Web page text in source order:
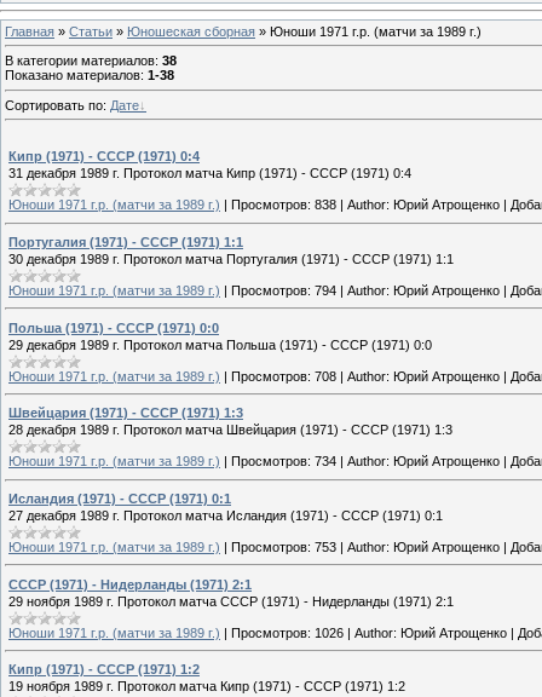
Главная » Статьи » Юношеская cборная » Юноши 1971 г.р. (матчи за 1989 г.)
В категории материалов: 38
Показано материалов: 1-38
Сортировать по: Дате
Кипр (1971) - СССР (1971) 0:4
31 декабря 1989 г. Протокол матча Кипр (1971) - СССР (1971) 0:4
Юноши 1971 г.р. (матчи за 1989 г.) Просмотров: 838 Author: Юрий Атрощенко
Португалия (1971) - СССР (1971) 1:1
30 декабря 1989 г. Протокол матча Португалия (1971) - СССР (1971) 1:1
Юноши 1971 г.р. (матчи за 1989 г.) | Просмотров: 794 | Author: Юрий Атрощенко |
Польша (1971) - СССР (1971) 0:0
29 декабря 1989 г. Протокол матча Польша (1971) - СССР (1971) 0:0
Юноши 1971 г.р. (матчи за 1989 г.) | Просмотров: 708 | Author: Юрий Атрощенко |
Швейцария (1971) - СССР (1971) 1:3
28 декабря 1989 г. Протокол матча Швейцария (1971) - СССР (1971) 1:3
Юноши 1971 г.р. (матчи за 1989 г.) Просмотров: 734 Author: Юрий Атрощенко
Исландия (1971) - СССР (1971) 0:1
27 декабря 1989 г. Протокол матча Исландия (1971) - СССР (1971) 0:1
Юноши 1971 г.р. (матчи за 1989 г.) | Просмотров: 753 | Author: Юрий Атрощенко |
СССР (1971) - Нидерланды (1971) 2:1
29 ноября 1989 г. Протокол матча СССР (1971) - Нидерланды (1971) 2:1
Юноши 1971 г.р. (матчи за 1989 г.) | Просмотров: 1026 | Author: Юрий Атрощенко |
Кипр (1971) - СССР (1971) 1:2
19 ноября 1989 г. Протокол матча Кипр (1971) - СССР (1971) 1:2